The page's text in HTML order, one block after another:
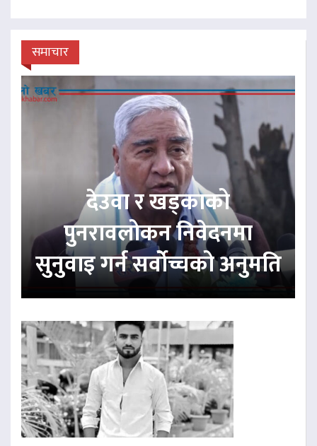
समाचार
देउवा र खड्काको
पुनरावलोकन निवेदनमा
सुनुवाइ गर्न सर्वोच्चको अनुमति